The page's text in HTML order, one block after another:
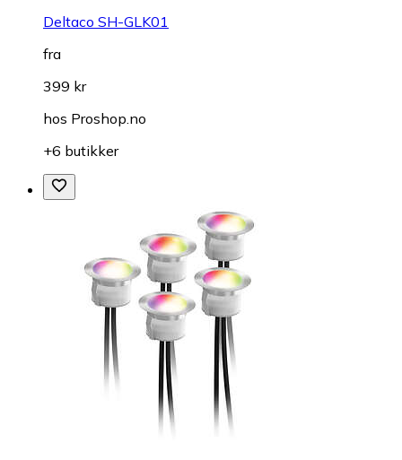
Deltaco SH-GLK01
fra
399 kr
hos Proshop.no
+6 butikker